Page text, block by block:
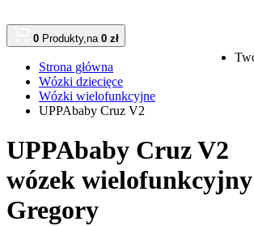
0 Produkty,na 0 zł
Strona główna
Wózki dziecięce
Wózki wielofunkcyjne
UPPAbaby Cruz V2
UPPAbaby Cruz V2
wózek wielofunkcyjny
Gregory